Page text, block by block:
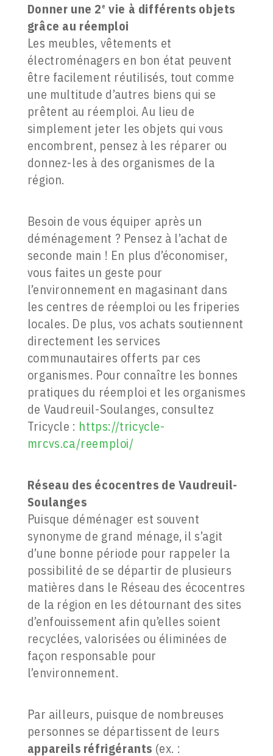
Donner une 2e vie à différents objets
grâce au réemploi
Les meubles, vêtements et
électroménagers en bon état peuvent
être facilement réutilisés, tout comme
une multitude d’autres biens qui se
prêtent au réemploi. Au lieu de
simplement jeter les objets qui vous
encombrent, pensez à les réparer ou
donnez-les à des organismes de la
région.
Besoin de vous équiper après un
déménagement ? Pensez à l’achat de
seconde main ! En plus d’économiser,
vous faites un geste pour
l’environnement en magasinant dans
les centres de réemploi ou les friperies
locales. De plus, vos achats soutiennent
directement les services
communautaires offerts par ces
organismes. Pour connaître les bonnes
pratiques du réemploi et les organismes
de Vaudreuil-Soulanges, consultez
Tricycle : https://tricycle-
mrcvs.ca/reemploi/
Réseau des écocentres de Vaudreuil-
Soulanges
Puisque déménager est souvent
synonyme de grand ménage, il s’agit
d’une bonne période pour rappeler la
possibilité de se départir de plusieurs
matières dans le Réseau des écocentres
de la région en les détournant des sites
d’enfouissement afin qu’elles soient
recyclées, valorisées ou éliminées de
façon responsable pour
l’environnement.
Par ailleurs, puisque de nombreuses
personnes se départissent de leurs
appareils réfrigérants (ex. :